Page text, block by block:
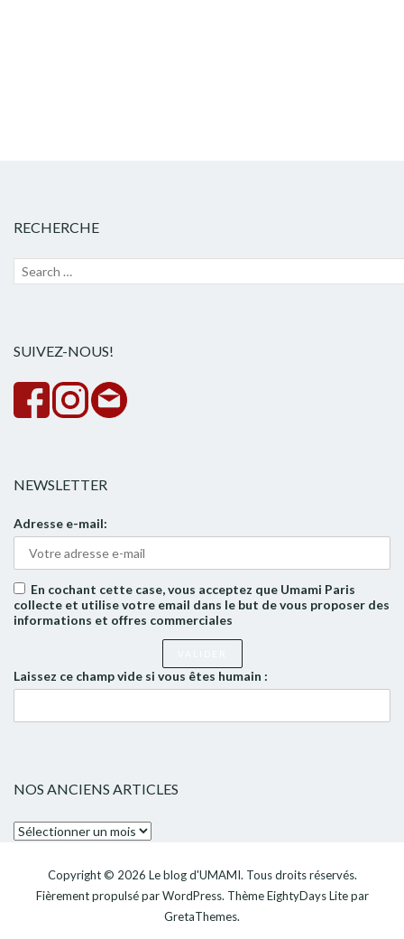
RECHERCHE
Recherche
SUIVEZ-NOUS!
NEWSLETTER
Adresse e-mail:
En cochant cette case, vous acceptez que Umami Paris
collecte et utilise votre email dans le but de vous proposer des
informations et offres commerciales
Laissez ce champ vide si vous êtes humain :
NOS ANCIENS ARTICLES
Nos
articlesCopyright © 2026 Le blog d'UMAMI. Tous droits réservés.
Fièrement propulsé parWordPress. ThèmeEightyDays Litepar
GretaThemes.